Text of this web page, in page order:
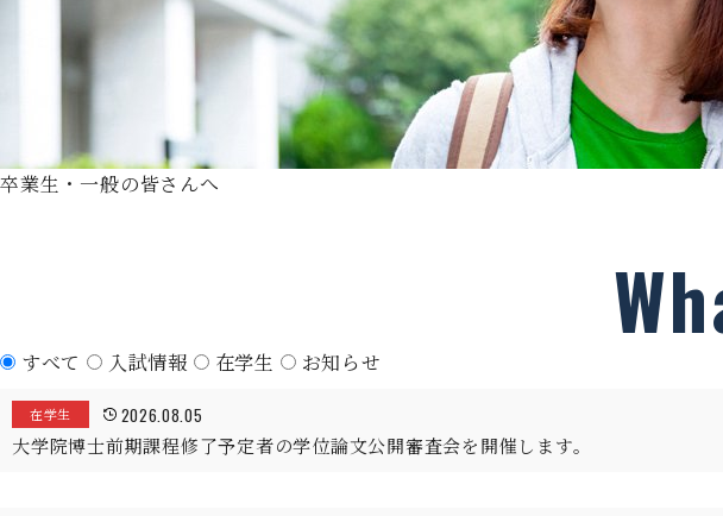
卒業生・一般の皆さんへ
すべて 入試情報 在学生 お知らせ
在学生 2026.08.05
大学院博士前期課程修了予定者の学位論文公開審査会を開催します。